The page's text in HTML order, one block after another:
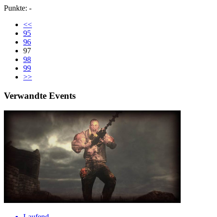
Punkte: -
<<
95
96
97
98
99
>>
Verwandte Events